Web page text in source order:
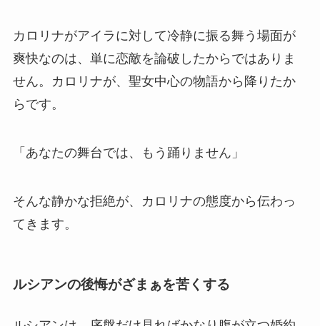
カロリナがアイラに対して冷静に振る舞う場面が
爽快なのは、単に恋敵を論破したからではありま
せん。カロリナが、聖女中心の物語から降りたか
らです。
「あなたの舞台では、もう踊りません」
そんな静かな拒絶が、カロリナの態度から伝わっ
てきます。
ルシアンの後悔がざまぁを苦くする